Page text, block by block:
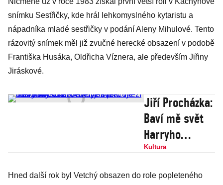
snímku Sestřičky, kde hrál lehkomyslného kytaristu a
nápadníka mladé sestřičky v podání Aleny Mihulové. Tento
rázovitý snímek měl již zvučné herecké obsazení v podobě
Františka Husáka, Oldřicha Víznera, ale především Jiřiny
Jiráskové.
Jiří Procházka:
Baví mě svět
Harryho
Pottera, a když
nad zlem. Chci
Kultura
Hned další rok byl Vetchý obsazen do role popleteného